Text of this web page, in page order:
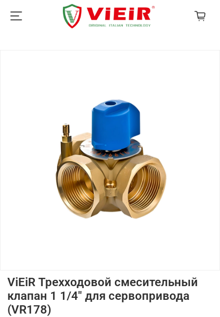
ViEiR Трехходовой смесительный
клапан 1 1/4" для сервопривода
(VR178)